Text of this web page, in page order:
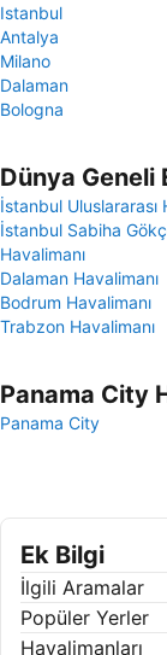
Istanbul
Antalya
Milano
Dalaman
Bologna
Dünya Geneli
İstanbul Uluslararası
İstanbul Sabiha
Havalimanı
Dalaman Havalimanı
Bodrum Havalimanı
Trabzon Havalimanı
Panama City
Panama City
Ek Bilgi
İlgili Aramalar
Popüler Yerler
Havalimanları